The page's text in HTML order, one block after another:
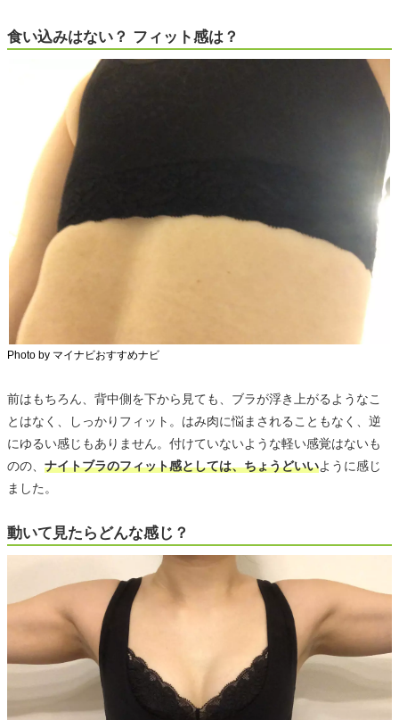
食い込みはない？ フィット感は？
Photo by マイナビおすすめナビ
前はもちろん、背中側を下から見ても、ブラが浮き上がるようなこ
とはなく、しっかりフィット。はみ肉に悩まされることもなく、逆
にゆるい感じもありません。付けていないような軽い感覚はないも
のの、 ナイトブラのフィット感としては、ちょうどいいように感じ
ました。
動いて見たらどんな感じ？